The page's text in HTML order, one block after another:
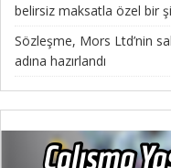
belirsiz maksatla özel bir
Sözleşme, Mors Ltd’nin
adına hazırlandı